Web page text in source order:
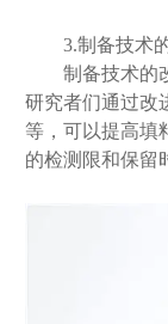
3.制备技术
制备技术的改
研究者们通过改
等，可以提高填
的检测限和保留